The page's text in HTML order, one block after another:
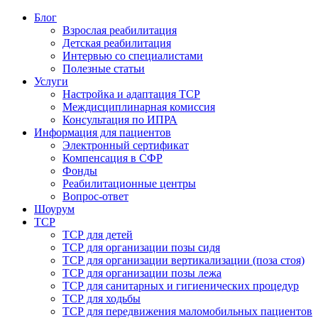
Блог
Взрослая реабилитация
Детская реабилитация
Интервью со специалистами
Полезные статьи
Услуги
Настройка и адаптация ТСР
Междисциплинарная комиссия
Консультация по ИПРА
Информация для пациентов
Электронный сертификат
Компенсация в СФР
Фонды
Реабилитационные центры
Вопрос-ответ
Шоурум
ТСР
ТСР для детей
ТСР для организации позы сидя
ТСР для организации вертикализации (поза стоя)
ТСР для организации позы лежа
ТСР для санитарных и гигиенических процедур
ТСР для ходьбы
ТСР для передвижения маломобильных пациентов